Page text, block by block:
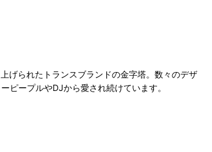
げられたトランスブランドの金字塔。数々のデザ
ピープルやDJから愛され続けています。